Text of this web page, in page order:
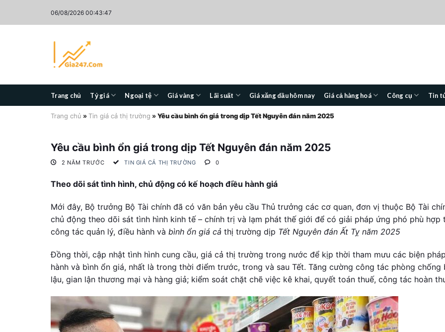
06/08/2026 00:43:48
Trang chủ Tỷ giá Ngoại tệ Giá vàng Lãi suất Giá xăng dầu hôm nay Giá cả hàng hoá Công cụ Tin
Trang chủ » Tin giá cả thị trường »Yêu cầu bình ổn giá trong dịp Tết Nguyên đán năm 2025
Yêu cầu bình ổn giá trong dịp Tết Nguyên đán năm 2025
2 NĂM TRƯỚC TIN GIÁ CẢ THỊ TRƯỜNG 0
Theo dõi sát tình hình, chủ động có kế hoạch điều hành giá
Mới đây, Bộ trưởng Bộ Tài chính đã có văn bản yêu cầu Thủ trưởng các cơ quan, đơn vị thuộc Bộ Tài
chủ động theo dõi sát tình hình kinh tế – chính trị và lạm phát thế giới để có giải pháp ứng phó phù hợp
công tác quản lý, điều hành và bình ổn giá cả thị trường dịp Tết Nguyên đán Ất Tỵ năm 2025
Đồng thời, cập nhật tình hình cung cầu, giá cả thị trường trong nước để kịp thời tham mưu các biện
hành và bình ổn giá, nhất là trong thời điểm trước, trong và sau Tết. Tăng cường công tác phòng chống
lậu, gian lận thương mại và hàng giả; kiểm soát chặt chẽ việc kê khai, quyết toán thuế, công tác hoàn